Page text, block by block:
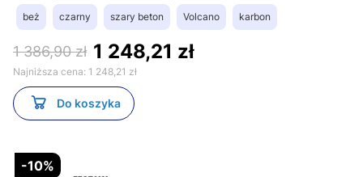
beż czarny szary beton Volcano karbon
1 386,90 zł 1 248,21 zł
Najniższa cena: 1 248,21 zł
Do koszyka
-10%